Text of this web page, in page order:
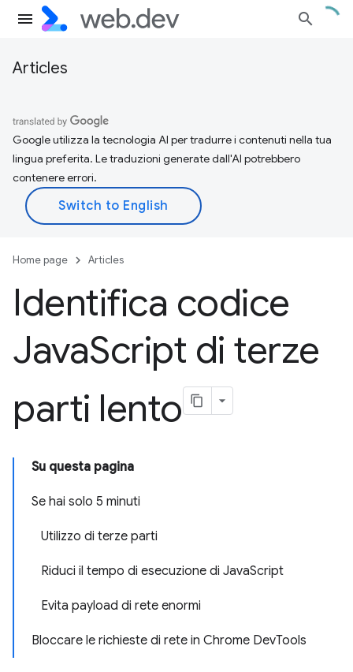
Articles
Google utilizza la tecnologia AI per tradurre i contenuti nella tua
lingua preferita. Le traduzioni generate dall'AI potrebbero
contenere errori.
Home page Articles
Identifica codice
JavaScript di terze
parti lento
Su questa pagina
Se hai solo 5 minuti
Utilizzo di terze parti
Riduci il tempo di esecuzione di JavaScript
Evita payload di rete enormi
Bloccare le richieste di rete in Chrome DevTools